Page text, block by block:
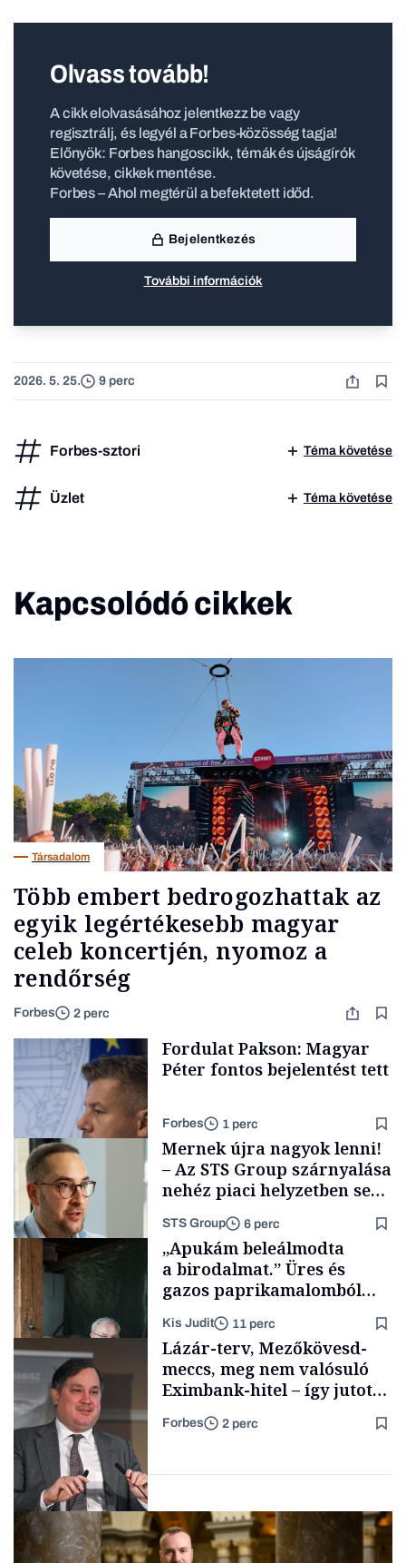
Olvass tovább!
A cikk elolvasásához jelentkezz be vagy
regisztrálj, és legyél a Forbes-közösség tagja!
Előnyök: Forbes hangoscikk, témák és újságírók
követése, cikkek mentése.
Forbes – Ahol megtérül a befektetett időd.
Bejelentkezés
További információk
2026. 5. 25. 9 perc
Forbes-sztori Téma követése
Üzlet Téma követése
Kapcsolódó cikkek
Társadalom
Több embert bedrogozhattak az
egyik legértékesebb magyar
celeb koncertjén, nyomoz a
rendőrség
Forbes 2 perc
Energia
Fordulat Pakson: Magyar
Péter fontos bejelentést tett
Forbes 1 perc
Támogatói tartalom
Mernek újra nagyok lenni!
– Az STS Group szárnyalása
nehéz piaci helyzetben sem
STS Group 6 perc
Családi
vállalkozások
„Apukám beleálmodta
a birodalmat.” Üres és
gazos paprikamalomból
lett az igazi családi
fűszersztori
Kis Judit 11 perc
Magyar cégek
Lázár-terv, Mezőkövesd-
meccs, meg nem valósuló
Eximbank-hitel – így jutott
el a bezárásig a 70 éves
téglagyár
Forbes 2 perc